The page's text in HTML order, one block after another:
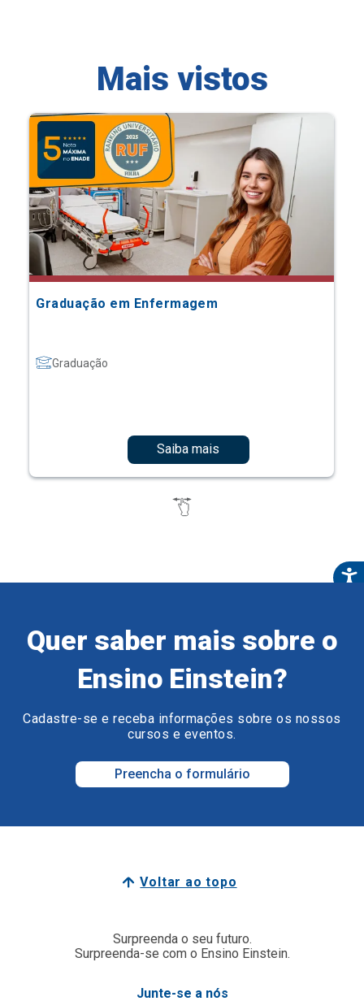
Mais vistos
Graduação em Enfermagem
Graduação
Saiba mais
Quer saber mais sobre o
Ensino Einstein?
Cadastre-se e receba informações sobre os nossos
cursos e eventos.
Preencha o formulário
Voltar ao topo
Surpreenda o seu futuro.
Surpreenda-se com o Ensino Einstein.
Junte-se a nós